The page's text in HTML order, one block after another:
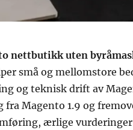
nettbutikk uten
små og mellomstore
og teknisk drift av
fra Magento 1.9 og
ærlige